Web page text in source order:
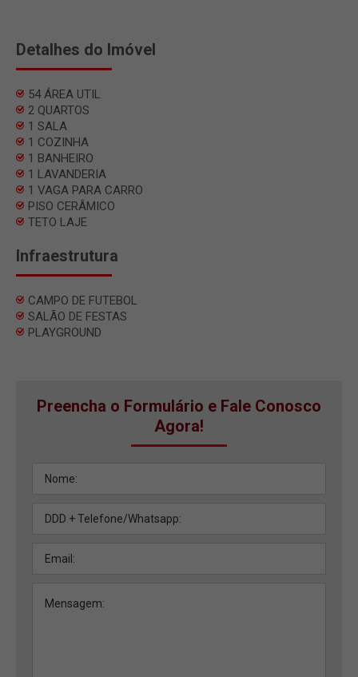
Detalhes do Imóvel
54 ÁREA UTIL
2 QUARTOS
1 SALA
1 COZINHA
1 BANHEIRO
1 LAVANDERIA
1 VAGA PARA CARRO
PISO CERÂMICO
TETO LAJE
Infraestrutura
CAMPO DE FUTEBOL
SALÃO DE FESTAS
PLAYGROUND
Preencha o Formulário e Fale Conosco
Agora!